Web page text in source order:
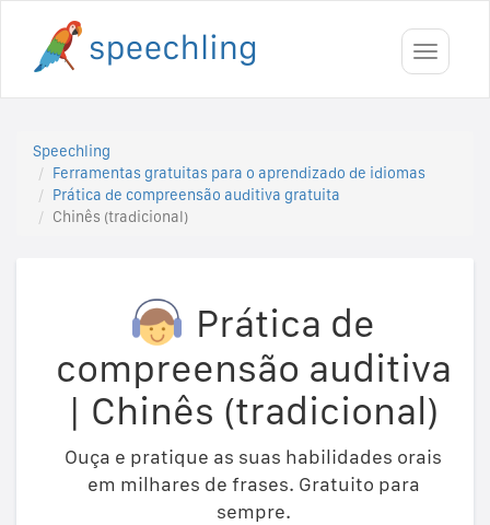
Toggle
Speechling
Ferramentas gratuitas para o aprendizado de idiomas
Prática de compreensão auditiva gratuita
Chinês (tradicional)
Prática de
compreensão auditiva
| Chinês (tradicional)
Ouça e pratique as suas habilidades orais
em milhares de frases. Gratuito para
sempre.